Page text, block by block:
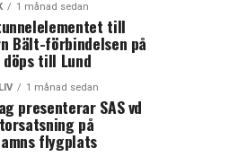
1 månad sedan
till
Bält-förbindelsen på
till Lund
1 månad sedan
presenterar SAS vd
på
flygplats